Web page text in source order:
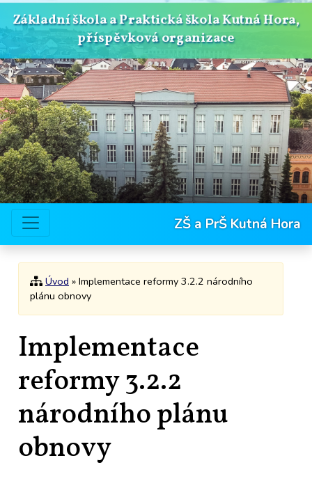
Základní škola a Praktická škola Kutná Hora,
příspěvková organizace
ZŠ a PrŠ Kutná Hora
Úvod » Implementace reformy 3.2.2 národního
plánu obnovy
Implementace
reformy 3.2.2
národního plánu
obnovy